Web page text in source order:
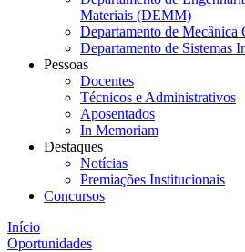
Materiais (DEMM)
Departamento de
Departamento de Sistemas
Pessoas
Docentes
Técnicos e Administrativos
Aposentados
In Memoriam
Destaques
Notícias
Premiações Institucionais
Concursos
Início
Oportunidades